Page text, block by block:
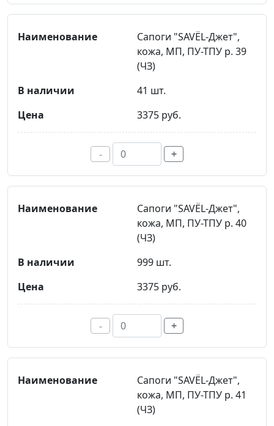
Сапоги "SAVЁL-Джет",
кожа, МП, ПУ-ТПУ р. 39
(ЧЗ)
41 шт.
3375 руб.
- +
Сапоги "SAVЁL-Джет",
кожа, МП, ПУ-ТПУ р. 40
(ЧЗ)
999 шт.
3375 руб.
- +
Сапоги "SAVЁL-Джет",
кожа, МП, ПУ-ТПУ р. 41
(ЧЗ)